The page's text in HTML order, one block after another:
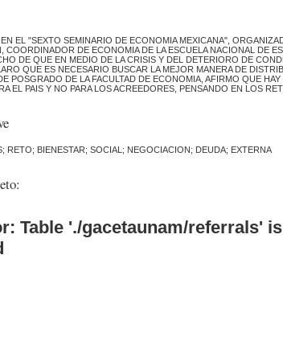
EN EL "SEXTO SEMINARIO DE ECONOMIA MEXICANA",
COORDINADOR DE ECONOMIA DE LA ESCUELA NACIONAL DE
DE QUE EN MEDIO DE LA CRISIS Y DEL DETERIORO DE
QUE ES NECESARIO BUSCAR LA MEJOR MANERA DE
POSGRADO DE LA FACULTAD DE ECONOMIA, AFIRMO QUE
EL PAIS Y NO PARA LOS ACREEDORES, PENSANDO EN LOS
RETO; BIENESTAR; SOCIAL; NEGOCIACION; DEUDA; EXTERNA
Table './gacetaunam/referrals'